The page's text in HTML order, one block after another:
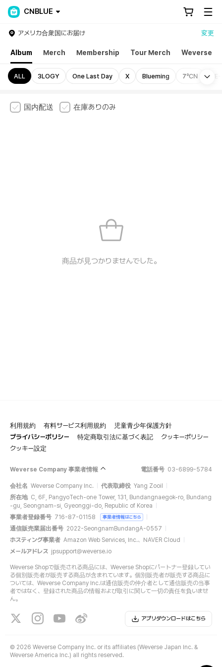
CNBLUE
アメリカ合衆国にお届け 変更
Album Merch Membership Tour Merch Weverse
ALL 3LOGY One Last Day X Blueming 7ºCN
国内配送 在庫ありのみ
商品が見つかりませんでした。
利用規約 有料サービス利用規約
児童青少年保護方針
プライバシーポリシー
特定商取引法に基づく表記
クッキーポリシー
クッキー設定
Weverse Company 事業者情報 電話番号 03-6899-5784
会社名 Weverse Company Inc. 代表取締役 Yang Zooil
所在地 C, 6F, PangyoTech-one Tower, 131, Bundangnaegok-ro, Bundang
-gu, Seongnam-si, Gyeonggi-do, Republic of Korea
事業者登録番号 716-87-01158 事業者情報はこちら
通信販売業届出番号 2022-SeongnamBundangA-0557
ホスティング事業者 Amazon Web Services, Inc.、NAVER Cloud
メールアドレス jpsupport@weverse.io
Weverse Shopで販売される商品には、Weverse Shopにパートナー登録してい
る個別販売者が販売する商品が含まれています。個別販売者が販売する商品に
ついては、Weverse Company Inc.は通信販売の仲介者として通信販売の当事
者ではなく、登録された商品の情報および取引に関して一切の責任を負いませ
ん。
アプリダウンロードはこちら
© 2026 Weverse Company Inc. or its affiliates (Weverse Japan Inc. &
Weverse America Inc.) all rights reserved.